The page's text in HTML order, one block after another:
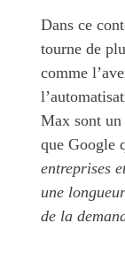
Dans ce
tourne de
comme
Max sont un
que Google
entreprises
une
de la